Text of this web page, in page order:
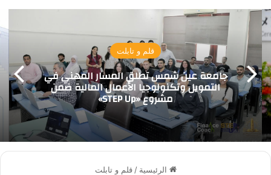
قلم و تابلت
جامعة عين شمس تطلق المسار المهني في
التمويل وتكنولوجيا الأعمال المالية ضمن
مشروع «STEP Up»
الرئيسية / قلم و تابلت